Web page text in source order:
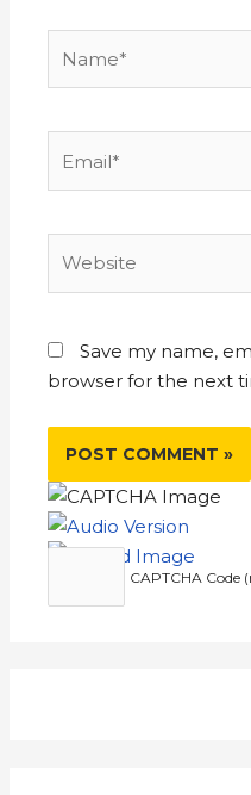
Save my name,
browser for the next
CAPTCHA Code